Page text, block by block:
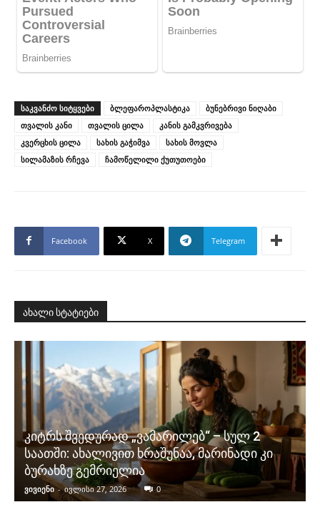
ᲡᲐᲙᲕᲐᲜᲫᲝ ᲡᲘᲢᲧᲕᲔᲑᲘ ბლეფაროპლასტიკა
ბუნებრივი ნიღაბი
თვალის კანი
თვალის ცილა
კანის გამკვრივება
კვერცხის ცილა
სახის გაჭიმვა
სახის მოვლა
სილამაზის რჩევა
ჩამოწელილი ქუთუთოები
Facebook X Telegram
ახალი სტატიები
კიტრს შვედურად „ვამარილებ“ – სულ 2
საათში: ახალივით ხრაშუნაა, მარინადი კი
ბურახზე გემრიელია
ვივიენი - ივლისი 27, 2026 0